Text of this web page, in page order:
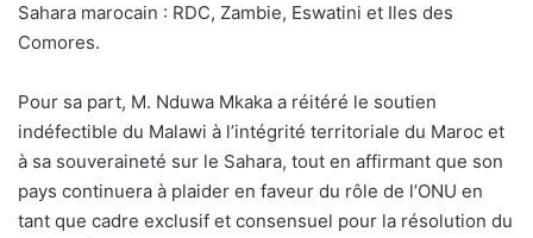
Sahara marocain : RDC, Zambie, Eswatini et Iles des
Comores.
Pour sa part, M. Nduwa Mkaka a réitéré le soutien
indéfectible du Malawi à l’intégrité territoriale du Maroc et
à sa souveraineté sur le Sahara, tout en affirmant que son
pays continuera à plaider en faveur du rôle de l’ONU en
tant que cadre exclusif et consensuel pour la résolution du